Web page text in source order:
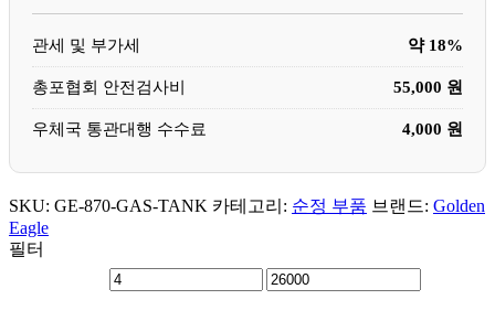
관세 및 부가세 약 18%
총포협회 안전검사비 55,000 원
우체국 통관대행 수수료 4,000 원
SKU: GE-870-GAS-TANK 카테고리: 순정 부품 브랜드: Golden
Eagle
필터